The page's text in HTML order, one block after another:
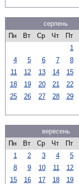
серпень
Пн
Вт Ср Чт Пт
1
4
5 6 7 8
11
12 13 14 15
18
19 20 21 22
25
26 27 28 29
вересень
Пн
Вт Ср Чт Пт
1
2 3 4 5
8
9 10 11 12
15
16 17 18 19